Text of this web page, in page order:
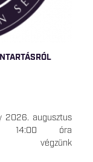
2026. augusztus
14:00 óra
végzünk